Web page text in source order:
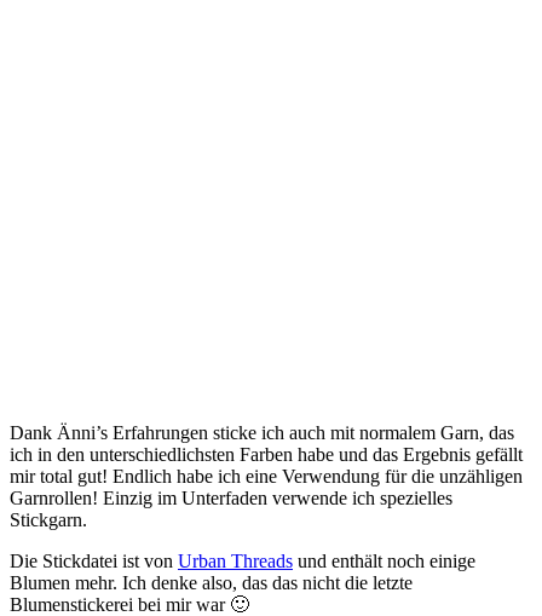
Dank Änni’s Erfahrungen sticke ich auch mit normalem Garn, das
ich in den unterschiedlichsten Farben habe und das Ergebnis gefällt
mir total gut! Endlich habe ich eine Verwendung für die unzähligen
Garnrollen! Einzig im Unterfaden verwende ich spezielles
Stickgarn.
Die Stickdatei ist von Urban Threads und enthält noch einige
Blumen mehr. Ich denke also, das das nicht die letzte
Blumenstickerei bei mir war 🙂